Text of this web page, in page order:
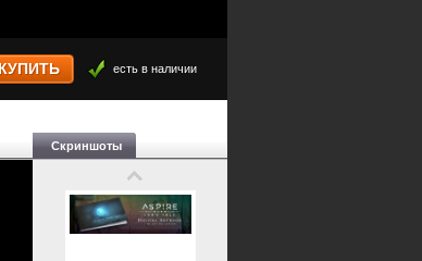
КУПИТЬ есть в наличии
Скриншоты